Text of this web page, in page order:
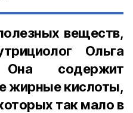
веществ,
Ольга
содержит
жирные кислоты,
так мало в